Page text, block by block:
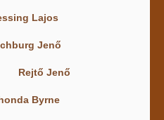
Lajos
Jenő
Rejtő Jenő
Byrne